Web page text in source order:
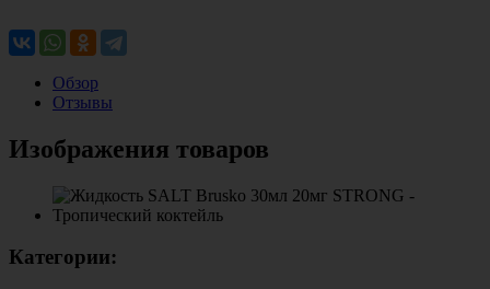
Обзор
Отзывы
Изображения товаров
Категории: